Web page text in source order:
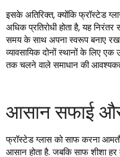
इसके अतिरिक्त, क्योंकि फ्रॉस्टेड
अधिक प्रतिरोधी होता है, यह
समय के साथ अपना स्वरूप बनाए
व्यावसायिक दोनों स्थानों के लिए
तक चलने वाले समाधान की
आसान सफाई
फ्रॉस्टेड ग्लास को साफ करना
आसान होता है. जबकि साफ शीशा